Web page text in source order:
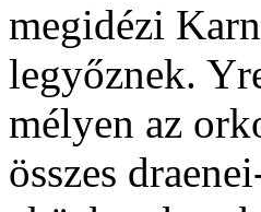
megidézi
legyőznek.
mélyen az
összes